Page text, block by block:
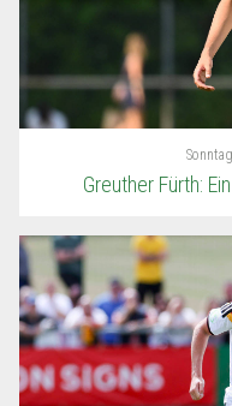
Sonntag
Greuther Fürth: